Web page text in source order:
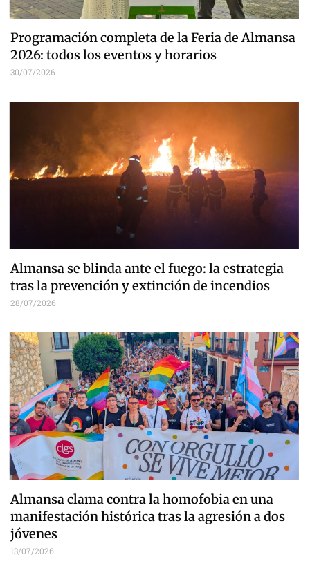
Programación completa de la Feria de Almansa
2026: todos los eventos y horarios
30/07/2026
Almansa se blinda ante el fuego: la estrategia
tras la prevención y extinción de incendios
28/07/2026
Almansa clama contra la homofobia en una
manifestación histórica tras la agresión a dos
jóvenes
13/07/2026